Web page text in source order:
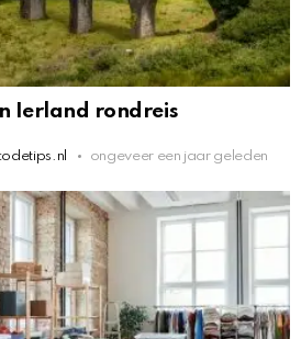
Ierland rondreis
ongeveer een jaar geleden